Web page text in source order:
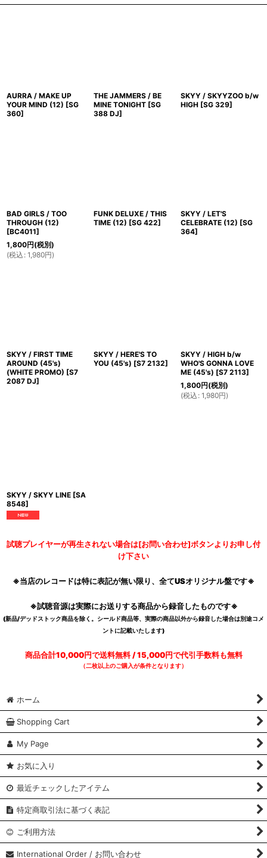
AURRA / MAKE UP
YOUR MIND (12) [SG
360]
THE JAMMERS / BE
MINE TONIGHT [SG
388 DJ]
SKYY / SKYYZOO b/w
HIGH [SG 329]
BAD GIRLS / TOO
THROUGH (12)
[BC4011]
1,800円(税別)
(税込 : 1,980円)
FUNK DELUXE / THIS
TIME (12) [SG 422]
SKYY / LET'S
CELEBRATE (12) [SG
364]
SKYY / FIRST TIME
AROUND (45's)
(WHITE PROMO) [S7
2087 DJ]
SKYY / HERE'S TO
YOU (45's) [S7 2132]
SKYY / HIGH b/w
WHO'S GONNA LOVE
ME (45's) [S7 2113]
1,800円(税別)
(税込 : 1,980円)
SKYY / SKYY LINE [SA
8548]
試聴プレイヤーが再生されない場合は[お問い合わせ]ボタンよりお申し付
け下さい
※当店のレコードは特に表記が無い限り、全てUSオリジナル盤です※
※試聴音源は実際にお送りする商品から録音したものです※
(新品/デッドストック商品を除く。シールド商品等、実際の商品以外から録音した場合は別途コメ
ントに記載いたします)
商品合計10,000円で送料無料 / 15,000円で代引手数料も無料
（二枚以上のご購入が条件となります）
ホーム
Shopping Cart
My Page
お気に入り
最近チェックしたアイテム
特定商取引法に基づく表記
ご利用方法
International Order / お問い合わせ